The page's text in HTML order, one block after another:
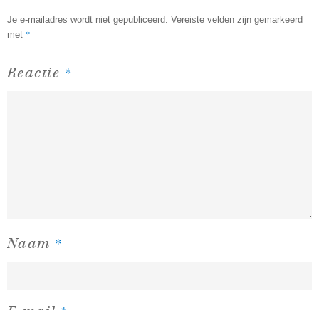
Je e-mailadres wordt niet gepubliceerd. Vereiste velden zijn gemarkeerd
met *
Reactie *
Naam *